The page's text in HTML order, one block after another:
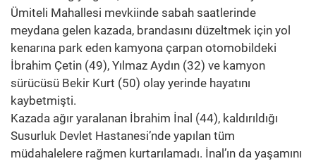
Ümiteli Mahallesi mevkiinde sabah saatlerinde
meydana gelen kazada, brandasını düzeltmek için yol
kenarına park eden kamyona çarpan otomobildeki
İbrahim Çetin (49), Yılmaz Aydın (32) ve kamyon
sürücüsü Bekir Kurt (50) olay yerinde hayatını
kaybetmişti.
Kazada ağır yaralanan İbrahim İnal (44), kaldırıldığı
Susurluk Devlet Hastanesi’nde yapılan tüm
müdahalelere rağmen kurtarılamadı. İnal’ın da yaşamını